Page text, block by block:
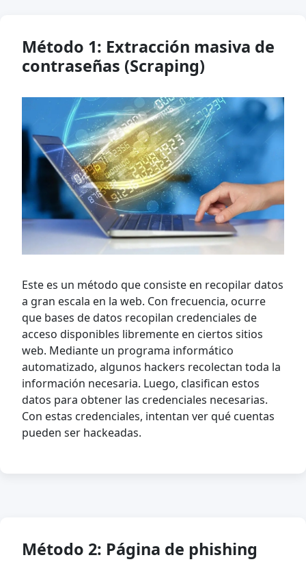
Método 1: Extracción masiva de
contraseñas (Scraping)
Este es un método que consiste en recopilar datos
a gran escala en la web. Con frecuencia, ocurre
que bases de datos recopilan credenciales de
acceso disponibles libremente en ciertos sitios
web. Mediante un programa informático
automatizado, algunos hackers recolectan toda la
información necesaria. Luego, clasifican estos
datos para obtener las credenciales necesarias.
Con estas credenciales, intentan ver qué cuentas
pueden ser hackeadas.
Método 2: Página de phishing